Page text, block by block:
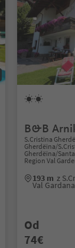
B&B
S.Cristina
Gherdëina/
Gherdëina/
Region Val
193 m z
Val
Od
74€